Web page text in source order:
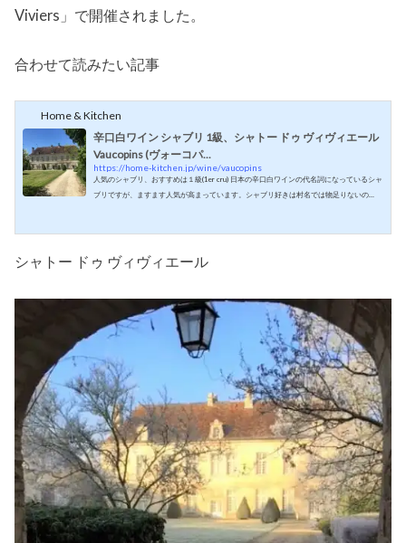
Viviers」で開催されました。
合わせて読みたい記事
Home & Kitchen
辛口白ワイン シャブリ 1級、シャトー ドゥ ヴィヴィエール
Vaucopins (ヴォーコパ...
https://home-kitchen.jp/wine/vaucopins
人気のシャブリ、おすすめは１級(1er cru) 日本の辛口白ワインの代名詞になっているシャ
ブリですが、ますます人気が高まっています。シャブリ好きは村名では物足りないの
るスラン川を挟んで小さな谷となだらかな丘陵が広がります。このスラン川の東側の方
が日当た...
シャトー ドゥ ヴィヴィエール